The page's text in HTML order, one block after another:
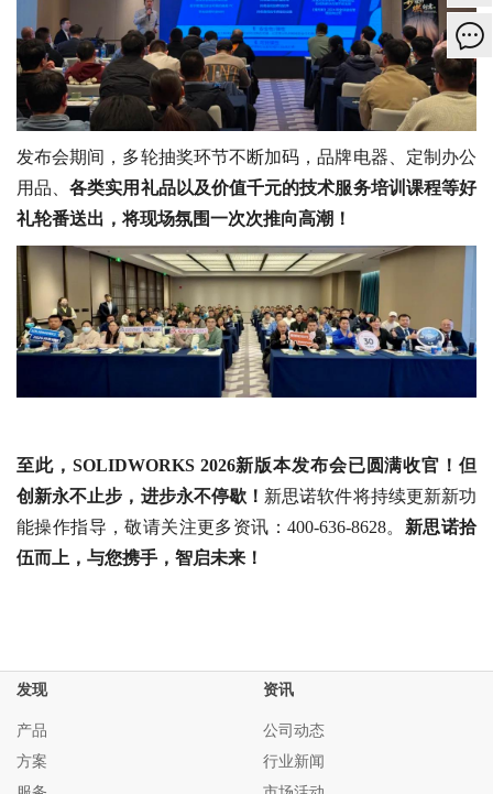
发布会期间，多轮抽奖环节不断加码，品牌电器、定制办公
用品、各类实用礼品以及价值千元的技术服务培训课程等好
礼轮番送出，将现场氛围一次次推向高潮！
至此，SOLIDWORKS 2026新版本发布会已圆满收官！但
创新永不止步，进步永不停歇！ 新思诺软件将持续更新新功
能操作指导，敬请关注更多资讯：400-636-8628。 新思诺拾
伍而上，与您携手，智启未来！
发现
产品
方案
资讯
公司动态
行业新闻